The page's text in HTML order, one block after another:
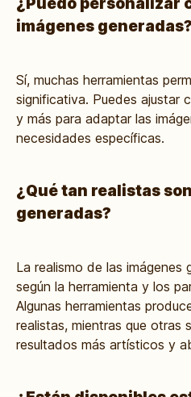
¿Puedo personalizar
imágenes generadas?
Sí, muchas herramientas
significativa. Puedes ajustar
y más para adaptar las
necesidades específicas.
¿Qué tan realistas
generadas?
La realismo de las imágenes
según la herramienta y los
Algunas herramientas
realistas, mientras que otras
resultados más artísticos y